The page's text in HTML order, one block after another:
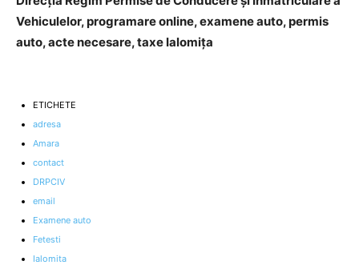
Vehiculelor, programare online, examene auto, permis
auto, acte necesare, taxe Ialomița
ETICHETE
adresa
Amara
contact
DRPCIV
email
Examene auto
Fetesti
Ialomita